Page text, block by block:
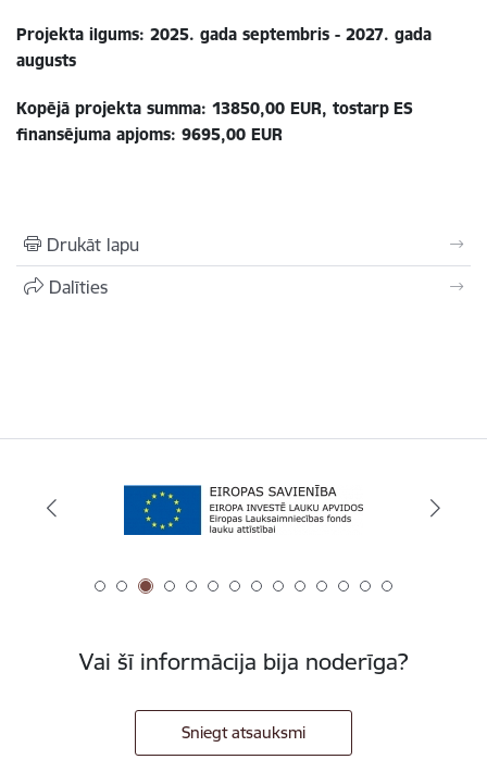
Projekta ilgums: 2025. gada septembris - 2027. gada
augusts
Kopējā projekta summa: 13850,00 EUR, tostarp ES
finansējuma apjoms: 9695,00 EUR
Drukāt lapu
Dalīties
Vai šī informācija bija noderīga?
Sniegt atsauksmi